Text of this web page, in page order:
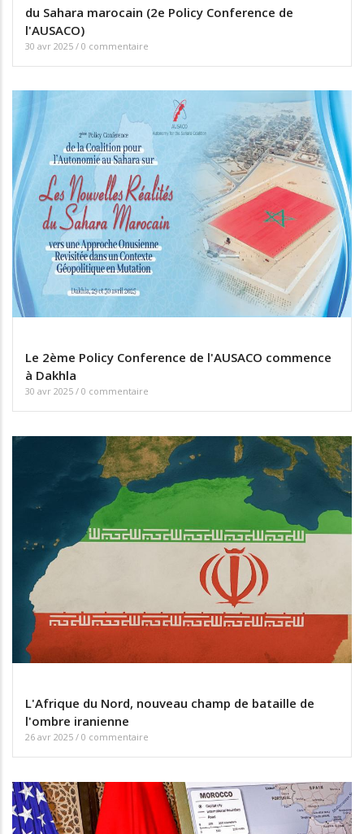
du Sahara marocain (2e Policy Conference de
l'AUSACO)
30 avr 2025 / 0 commentaire
Le 2ème Policy Conference de l'AUSACO commence
à Dakhla
30 avr 2025 / 0 commentaire
L'Afrique du Nord, nouveau champ de bataille de
l'ombre iranienne
26 avr 2025 / 0 commentaire